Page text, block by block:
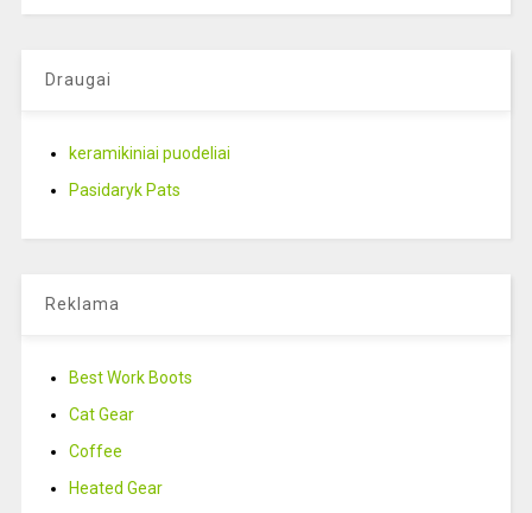
Draugai
keramikiniai puodeliai
Pasidaryk Pats
Reklama
Best Work Boots
Cat Gear
Coffee
Heated Gear